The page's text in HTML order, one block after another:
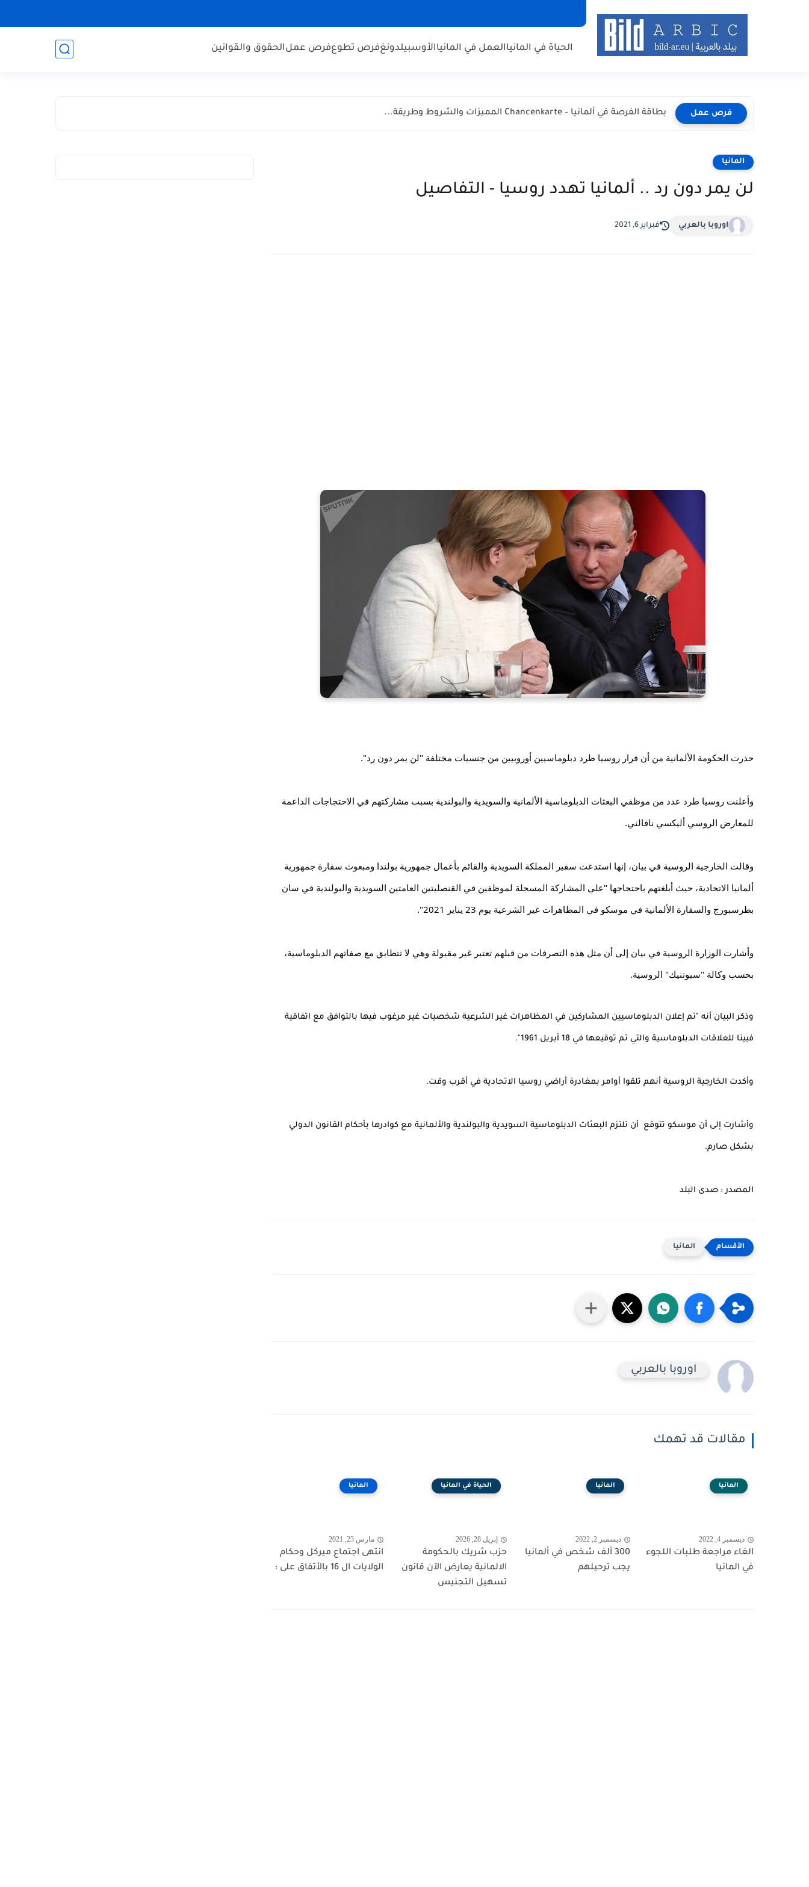
الحياة في المانياالعمل في المانياالأوسبيلدونغفرص تطوعفرص عملالحقوق والقوانين
فرص عمل بطاقة الفرصة في ألمانيا – Chancenkarte المميزات والشروط وطريقة...
المانيا
لن يمر دون رد .. ألمانيا تهدد روسيا - التفاصيل
اوروبا بالعربي فبراير 6, 2021
حذرت الحكومة الألمانية من أن قرار روسيا طرد دبلوماسيين أوروبيين من جنسيات مختلفة "لن يمر دون رد".
للمعارض الروسي أليكسي نافالني.
بطرسبورج والسفارة الألمانية في موسكو في المظاهرات غير الشرعية يوم 23 يناير 2021".
بحسب وكالة "سبوتنيك" الروسية.
فيينا للعلاقات الدبلوماسية والتي تم توقيعها في 18 أبريل 1961".
وأكدت الخارجية الروسية أنهم تلقوا أوامر بمغادرة أراضي روسيا الاتحادية في أقرب وقت.
بشكل صارم.
المصدر : صدى البلد
المانيا
اوروبا بالعربي
مقالات قد تهمك
المانيا
ديسمبر 4, 2022
الغاء مراجعة طلبات اللجوء
في المانيا
المانيا
ديسمبر 2, 2022
300 ألف شخص في ألمانيا
يجب ترحيلهم
الحياة في المانيا
إبريل 28, 2026
حزب شريك بالحكومة
الالمانية يعارض الآن قانون
تسهيل التجنيس
المانيا
مارس 23, 2021
انتهى اجتماع ميركل وحكام
الولايات ال 16 بالأتفاق على :